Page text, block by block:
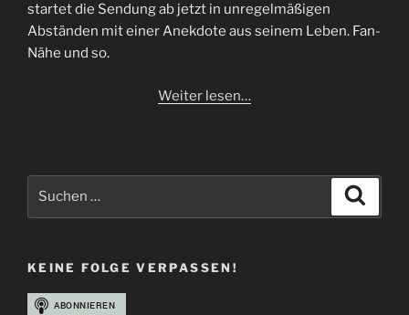
startet die Sendung ab jetzt in unregelmäßigen
Abständen mit einer Anekdote aus seinem Leben. Fan-
Nähe und so.
Weiter lesen…
KEINE FOLGE VERPASSEN!